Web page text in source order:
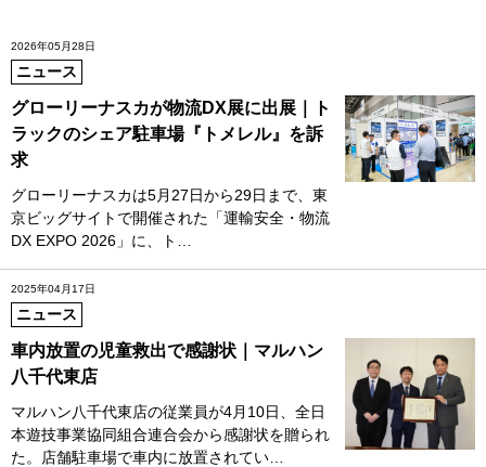
2026年05月28日
ニュース
グローリーナスカが物流DX展に出展｜ト
ラックのシェア駐車場『トメレル』を訴
求
グローリーナスカは5月27日から29日まで、東
京ビッグサイトで開催された「運輸安全・物流
DX EXPO 2026」に、ト…
2025年04月17日
ニュース
車内放置の児童救出で感謝状｜マルハン
八千代東店
マルハン八千代東店の従業員が4月10日、全日
本遊技事業協同組合連合会から感謝状を贈られ
た。店舗駐車場で車内に放置されてい…